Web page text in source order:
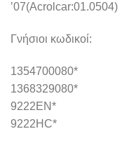
’07(Acrolcar:01.0504)
Γνήσιοι κωδικοί:
1354700080*
1368329080*
9222EN*
9222HC*